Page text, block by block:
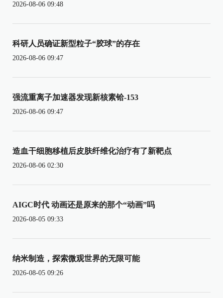
2026-08-06 09:48
科研人员确证新型粒子“胶球”的存在
2026-08-06 09:47
强流重离子加速器发现新核素铪-153
2026-08-06 09:47
造血干细胞移植后皮肤纤维化治疗有了新靶点
2026-08-06 02:30
AIGC时代 动画还是原来的那个“动画”吗
2026-08-05 09:33
纳米制造，探索微观世界的无限可能
2026-08-05 09:26